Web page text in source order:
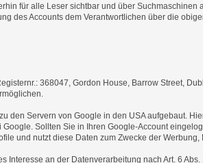
für alle Leser sichtbar und über
des Accounts dem Verantwortlichen über die
368047, Gordon House, Barrow Street,
Servern von Google in den USA aufgebaut.
Sollten Sie in Ihren Google-Account
und nutzt diese Daten zum Zwecke der
an der Datenverarbeitung nach Art. 6 Abs.